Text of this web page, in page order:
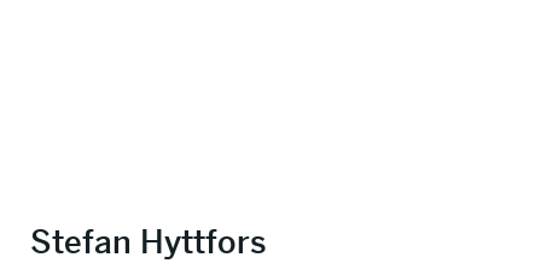
Stefan Hyttfors